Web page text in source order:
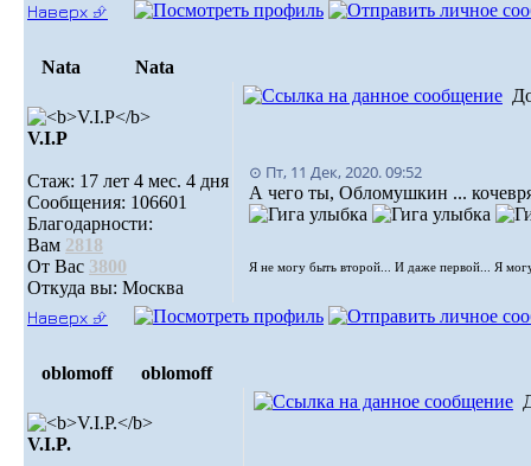
Наверх ⮵
Nata Nata
V.I.Р
Стаж: 17 лет 4 мес. 4 дня
Сообщения: 106601
Благодарности:
Вам 2818
От Вас 3800
Откуда вы: Москва
⊙ Пт, 11 Дек, 2020. 09:52
А чего ты, Обломушкин ...
Я не могу быть второй... И даже первой... Я
Наверх ⮵
oblomoff oblomoff
V.I.P.